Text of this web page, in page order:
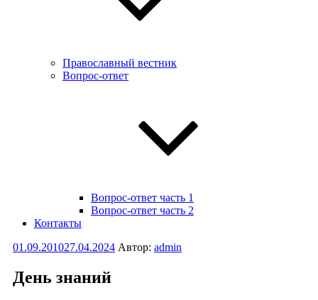
Православный вестник
Вопрос-ответ
Вопрос-ответ часть 1
Вопрос-ответ часть 2
Контакты
Опубликовано
01.09.201027.04.2024 Автор: admin
День знаний